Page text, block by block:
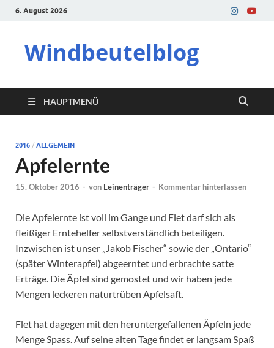
6. August 2026
Windbeutelblog
HAUPTMENÜ
2016 / ALLGEMEIN
Apfelernte
15. Oktober 2016 - von Leinenträger - Kommentar hinterlassen
Die Apfelernte ist voll im Gange und Flet darf sich als
fleißiger Erntehelfer selbstverständlich beteiligen.
Inzwischen ist unser „Jakob Fischer“ sowie der „Ontario“
(später Winterapfel) abgeerntet und erbrachte satte
Erträge. Die Äpfel sind gemostet und wir haben jede
Mengen leckeren naturtrüben Apfelsaft.
Flet hat dagegen mit den heruntergefallenen Äpfeln jede
Menge Spass. Auf seine alten Tage findet er langsam Spaß